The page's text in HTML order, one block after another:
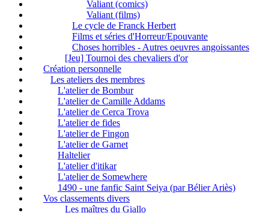
Valiant (comics)
Valiant (films)
Le cycle de Franck Herbert
Films et séries d'Horreur/Epouvante
Choses horribles - Autres oeuvres angoissantes
[Jeu] Tournoi des chevaliers d'or
Création personnelle
Les ateliers des membres
L'atelier de Bombur
L'atelier de Camille Addams
L'atelier de Cerca Trova
L'atelier de fides
L'atelier de Fingon
L'atelier de Garnet
Haltelier
L'atelier d'itikar
L'atelier de Somewhere
1490 - une fanfic Saint Seiya (par Bélier Ariès)
Vos classements divers
Les maîtres du Giallo